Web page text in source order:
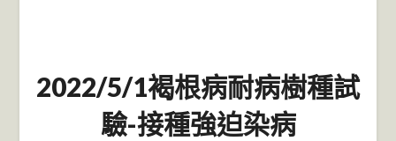
2022/5/1褐根病耐病樹種試
驗-接種強迫染病